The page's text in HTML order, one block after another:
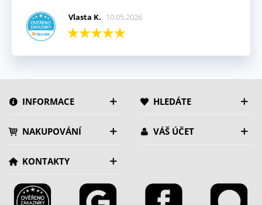
Vlasta K. 10.05.2026
INFORMACE HLEDÁTE
NAKUPOVÁNÍ VÁŠ ÚČET
KONTAKTY